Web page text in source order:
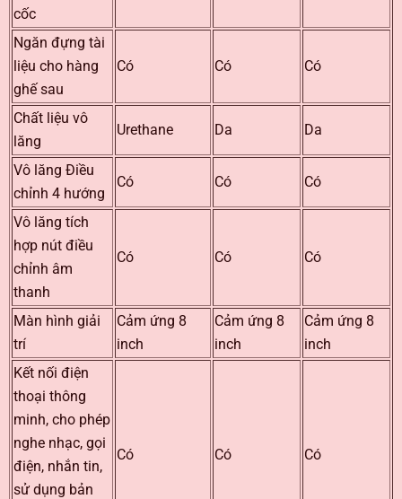
cốc
Ngăn đựng tài
liệu cho hàng
ghế sau
Có Có Có
Chất liệu vô
lăng
Urethane Da Da
Vô lăng Điều
chỉnh 4 hướng
Có Có Có
Vô lăng tích
hợp nút điều
chỉnh âm
thanh
Có Có Có
Màn hình giải
trí
Cảm ứng 8
inch
Cảm ứng 8
inch
Cảm ứng 8
inch
Kết nối điện
thoại thông
minh, cho phép
nghe nhạc, gọi
điện, nhắn tin,
sử dụng bản
Có Có Có